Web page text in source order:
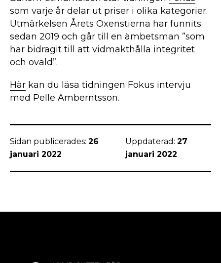
som varje år delar ut priser i olika kategorier.
Utmärkelsen Årets Oxenstierna har funnits
sedan 2019 och går till en ämbetsman ”som
har bidragit till att vidmakthålla integritet
och oväld”.
Här kan du läsa tidningen Fokus intervju
med Pelle Amberntsson.
Sidan publicerades: 26
januari 2022
Uppdaterad: 27
januari 2022